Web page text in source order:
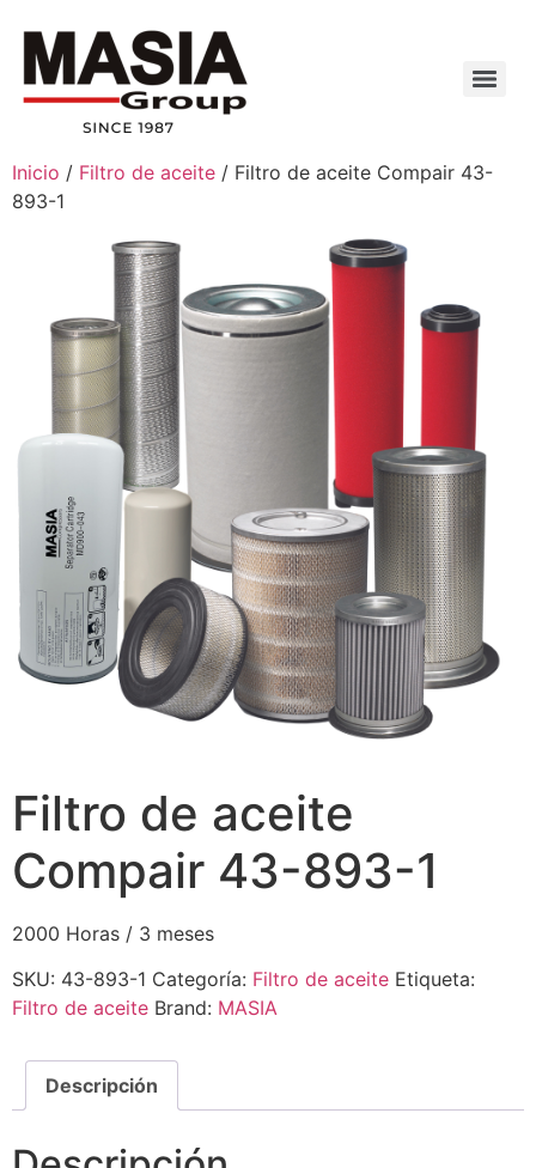
Inicio / Filtro de aceite / Filtro de aceite Compair 43-
893-1
Filtro de aceite
Compair 43-893-1
2000 Horas / 3 meses
SKU: 43-893-1 Categoría: Filtro de aceite Etiqueta:
Filtro de aceite Brand: MASIA
Descripción